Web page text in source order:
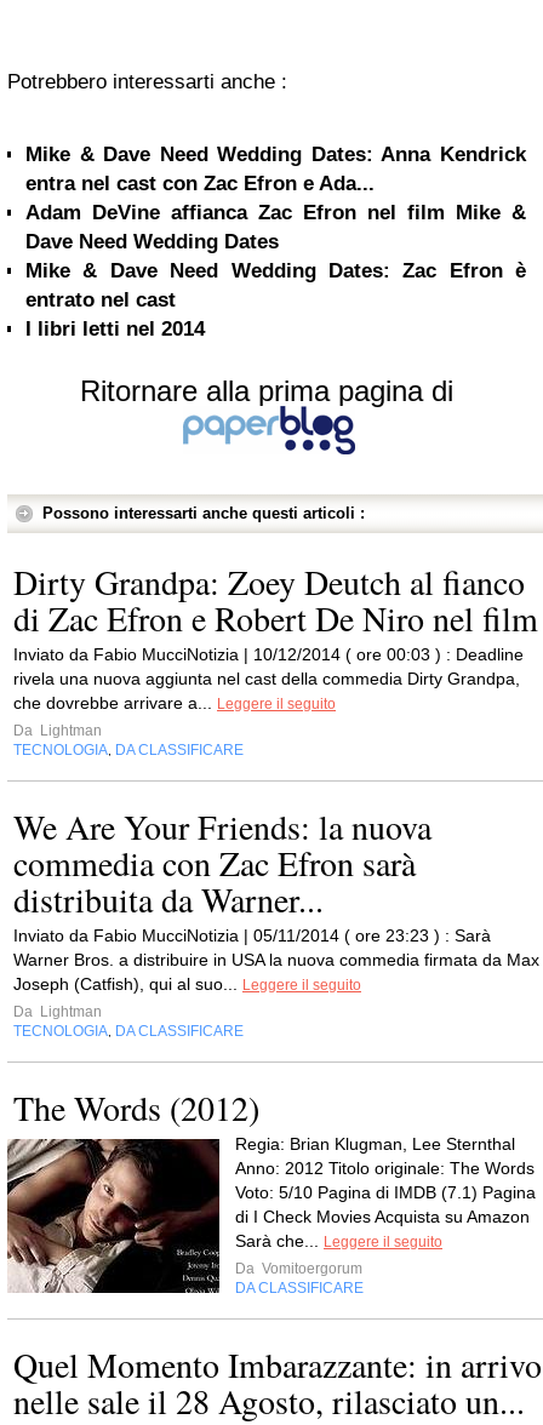
Potrebbero interessarti anche :
Mike & Dave Need Wedding Dates: Anna Kendrick
entra nel cast con Zac Efron e Ada...
Adam DeVine affianca Zac Efron nel film Mike &
Dave Need Wedding Dates
Mike & Dave Need Wedding Dates: Zac Efron è
entrato nel cast
I libri letti nel 2014
Ritornare alla prima pagina di
Possono interessarti anche questi articoli :
Dirty Grandpa: Zoey Deutch al fianco
di Zac Efron e Robert De Niro nel film
Inviato da Fabio MucciNotizia | 10/12/2014 ( ore 00:03 ) : Deadline
rivela una nuova aggiunta nel cast della commedia Dirty Grandpa,
che dovrebbe arrivare a...
Leggere il seguito
Da Lightman
TECNOLOGIA DA CLASSIFICARE
We Are Your Friends: la nuova
commedia con Zac Efron sarà
distribuita da Warner...
Inviato da Fabio MucciNotizia | 05/11/2014 ( ore 23:23 ) : Sarà
Warner Bros. a distribuire in USA la nuova commedia firmata da Max
Joseph (Catfish), qui al suo...
Leggere il seguito
Da Lightman
TECNOLOGIA DA CLASSIFICARE
The Words (2012)
Regia: Brian Klugman, Lee Sternthal
Anno: 2012 Titolo originale: The Words
Voto: 5/10 Pagina di IMDB (7.1) Pagina
di I Check Movies Acquista su Amazon
Sarà che...
Leggere il seguito
Da Vomitoergorum
DA CLASSIFICARE
Quel Momento Imbarazzante: in arrivo
nelle sale il 28 Agosto, rilasciato un...